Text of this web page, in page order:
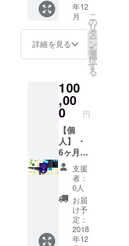
ルの
知って
おきた
い歯の
Line@
の登録
にて無
料配布
当） ・
「あな
たの歯
医者選
７つの
チェッ
クポイ
ント」
(1万円
相当）
代表歯
科医師
Dr.生澤
によ
る、世
界レベ
ルの
知って
おきた
表歯科
医師
Dr. 生澤
の口臭
予防セ
ミ
（3万円
相当）
の動画
を無料
プレゼ
ント ・
「５日
間の口
臭予防
メルマ
ガ無料
購読」
（5千円
相当）
・「あ
年12
月
詳細を見る
こ
の
リ
タ
ー
ン
を
選
択
す
る
100
,00
0 円
【個
人】 ・
6ヶ月間
有効
「ベイ
シック
フロス
フリー
パス」
・「日
本初！
支援
者：
0人
お届
け予
定：
2018
年12